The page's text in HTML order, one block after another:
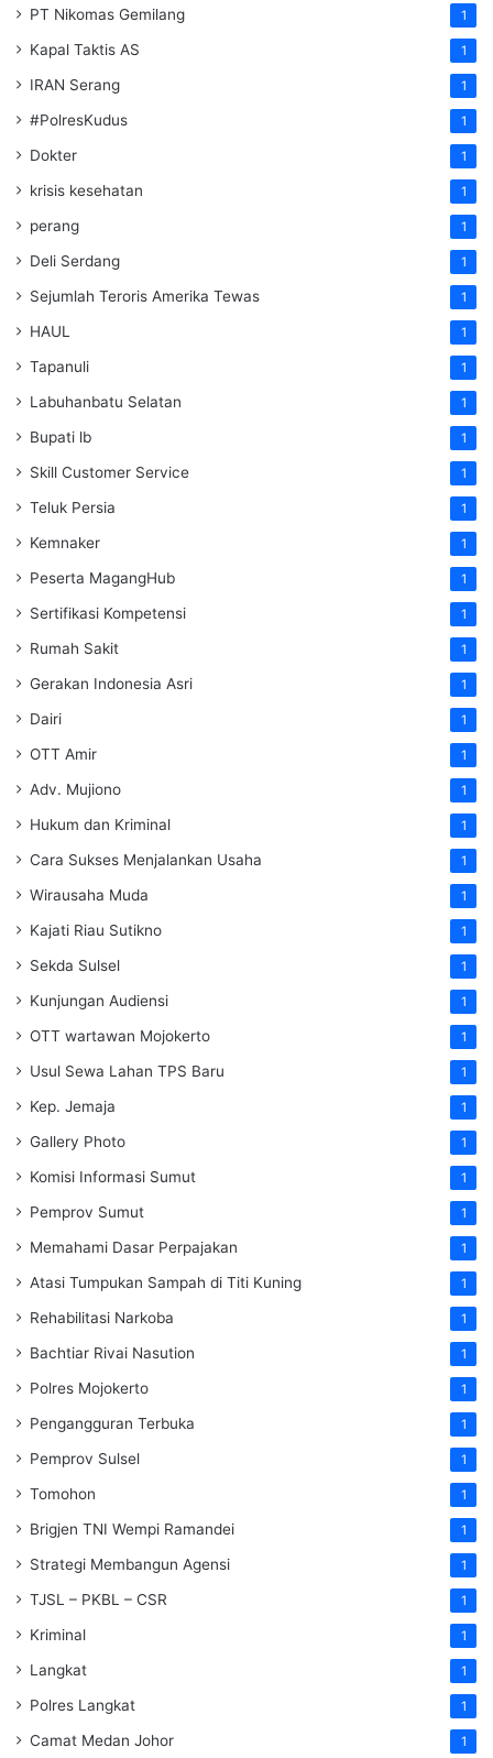
PT Nikomas Gemilang 1
Kapal Taktis AS 1
IRAN Serang 1
#PolresKudus 1
Dokter 1
krisis kesehatan 1
perang 1
Deli Serdang 1
Sejumlah Teroris Amerika Tewas 1
HAUL 1
Tapanuli 1
Labuhanbatu Selatan 1
Bupati lb 1
Skill Customer Service 1
Teluk Persia 1
Kemnaker 1
Peserta MagangHub 1
Sertifikasi Kompetensi 1
Rumah Sakit 1
Gerakan Indonesia Asri 1
Dairi 1
OTT Amir 1
Adv. Mujiono 1
Hukum dan Kriminal 1
Cara Sukses Menjalankan Usaha 1
Wirausaha Muda 1
Kajati Riau Sutikno 1
Sekda Sulsel 1
Kunjungan Audiensi 1
OTT wartawan Mojokerto 1
Usul Sewa Lahan TPS Baru 1
Kep. Jemaja 1
Gallery Photo 1
Komisi Informasi Sumut 1
Pemprov Sumut 1
Memahami Dasar Perpajakan 1
Atasi Tumpukan Sampah di Titi Kuning 1
Rehabilitasi Narkoba 1
Bachtiar Rivai Nasution 1
Polres Mojokerto 1
Pengangguran Terbuka 1
Pemprov Sulsel 1
Tomohon 1
Brigjen TNI Wempi Ramandei 1
Strategi Membangun Agensi 1
TJSL – PKBL – CSR 1
Kriminal 1
Langkat 1
Polres Langkat 1
Camat Medan Johor 1